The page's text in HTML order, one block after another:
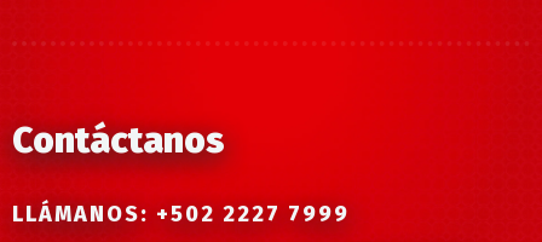
Contáctanos
LLÁMANOS: +502 2227 7999